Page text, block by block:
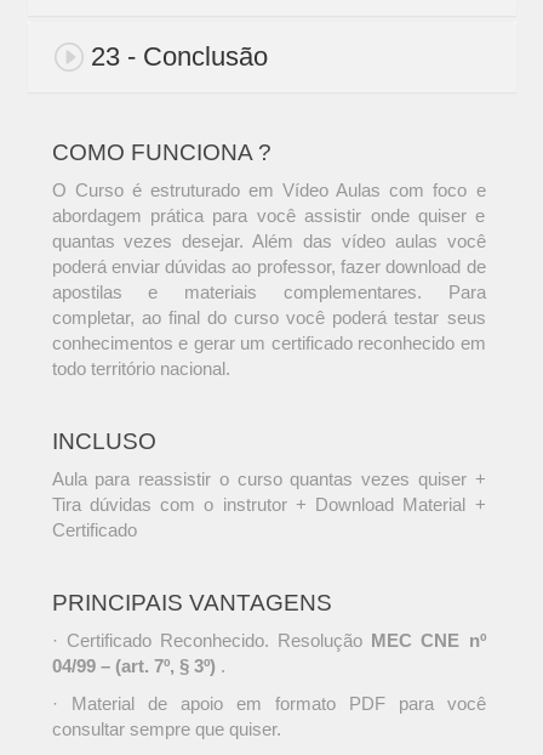
23 - Conclusão
COMO FUNCIONA ?
O Curso é estruturado em Vídeo Aulas com foco e
abordagem prática para você assistir onde quiser e
quantas vezes desejar. Além das vídeo aulas você
poderá enviar dúvidas ao professor, fazer download de
apostilas e materiais complementares. Para
completar, ao final do curso você poderá testar seus
conhecimentos e gerar um certificado reconhecido em
todo território nacional.
INCLUSO
Aula para reassistir o curso quantas vezes quiser +
Tira dúvidas com o instrutor + Download Material +
Certificado
PRINCIPAIS VANTAGENS
· Certificado Reconhecido. Resolução MEC CNE nº
04/99 – (art. 7º, § 3º) .
· Material de apoio em formato PDF para você
consultar sempre que quiser.